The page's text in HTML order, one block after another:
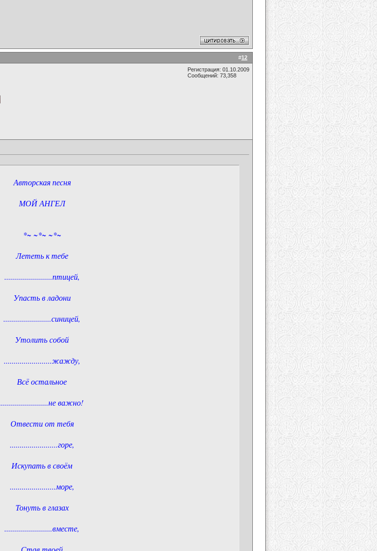
#12
Регистрация: 01.10.2009
Сообщений: 73,358
Авторская песня
МОЙ АНГЕЛ
*~ ~*~ ~*~
Лететь к тебе
........................птицей,
Упасть в ладони
........................синицей,
Утолить собой
........................жажду,
Всё остальное
........................не важно!
Отвести от тебя
........................горе,
Искупать в своём
.......................море,
Тонуть в глазах
........................вместе,